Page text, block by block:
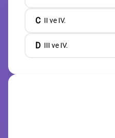
C II ve IV.
D III ve IV.